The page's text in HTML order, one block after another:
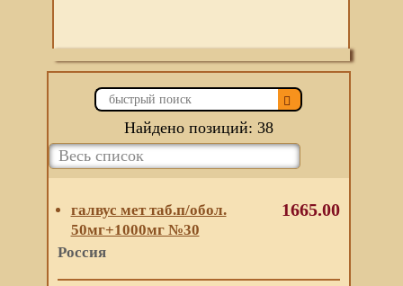
Найдено позиций: 38
галвус мет таб.п/обол.
50мг+1000мг №30
Россия
1665.00